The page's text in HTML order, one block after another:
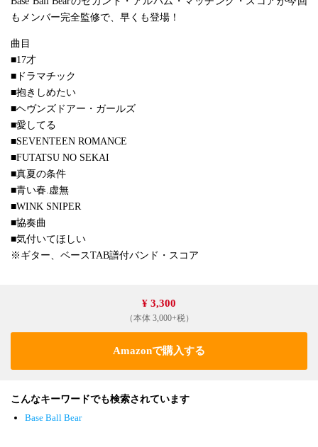
もメンバー完全監修で、早くも登場！
曲目
■17才
■ドラマチック
■抱きしめたい
■ヘヴンズドアー・ガールズ
■愛してる
■SEVENTEEN ROMANCE
■FUTATSU NO SEKAI
■真夏の条件
■青い春.虚無
■WINK SNIPER
■協奏曲
■気付いてほしい
※ギター、ベースTAB譜付バンド・スコア
¥ 3,300
（本体 3,000+税）
Amazonで購入する
こんなキーワードでも検索されています
Base Ball Bear